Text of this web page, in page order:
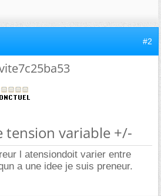
#2
tension variable +/-
l atensiondoit varier entre
a une idee je suis preneur.